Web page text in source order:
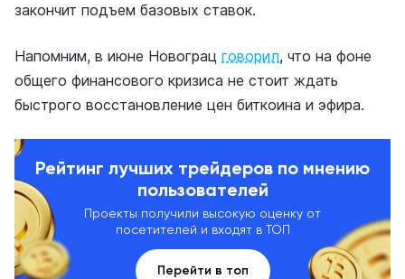
закончит подъем базовых ставок.
Напомним, в июне Новограц говорил, что на фоне
общего финансового кризиса не стоит ждать
быстрого восстановление цен биткоина и эфира.
Рейтинг лучших трейдеров по мнению
пользователей
Проекты получили высокую оценку от
посетителей и входят в ТОП
Перейти в топ